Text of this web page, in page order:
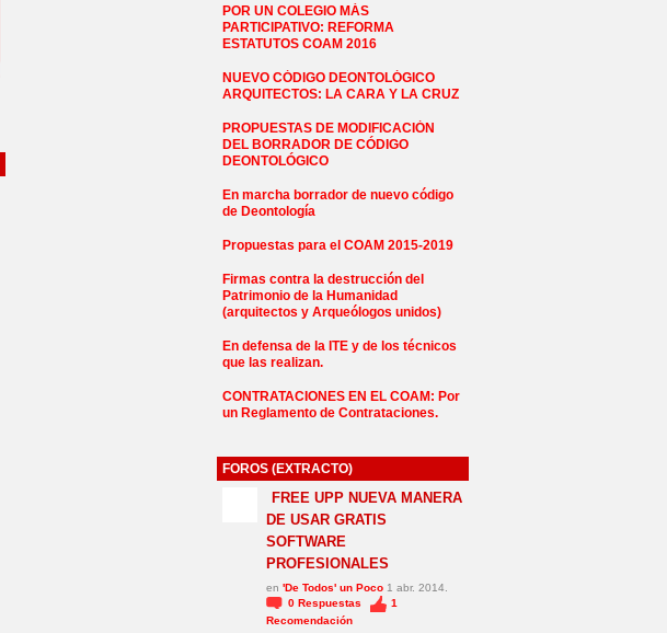
POR UN COLEGIO MÁS
PARTICIPATIVO: REFORMA
ESTATUTOS COAM 2016
NUEVO CÓDIGO DEONTOLÓGICO
ARQUITECTOS: LA CARA Y LA CRUZ
PROPUESTAS DE MODIFICACIÓN
DEL BORRADOR DE CÓDIGO
DEONTOLÓGICO
En marcha borrador de nuevo código
de Deontología
Propuestas para el COAM 2015-2019
Firmas contra la destrucción del
Patrimonio de la Humanidad
(arquitectos y Arqueólogos unidos)
En defensa de la ITE y de los técnicos
que las realizan.
CONTRATACIONES EN EL COAM: Por
un Reglamento de Contrataciones.
FOROS (EXTRACTO)
FREE UPP NUEVA MANERA
DE USAR GRATIS
SOFTWARE
PROFESIONALES
en 'De Todos' un Poco 1 abr. 2014.
0 Respuestas
1
Recomendación